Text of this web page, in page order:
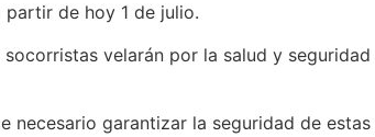
de hoy 1 de julio.
velarán por la salud y
necesario garantizar la seguridad de